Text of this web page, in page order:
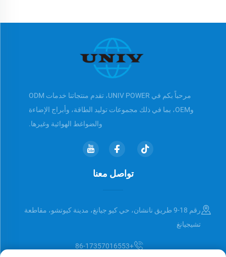
مرحباً بكم في UNIV POWER، تقدم منتجاتنا خدمات ODM
وOEM، بما في ذلك مجموعات توليد الطاقة، وأبراج الإضاءة
والضواغط الهوائية وغيرها.
تواصل معنا
رقم 18-9 طريق نانشان، حي كيو جيانغ، مدينة كيوتشو، مقاطعة
تشيجيانغ
+86-17357016553